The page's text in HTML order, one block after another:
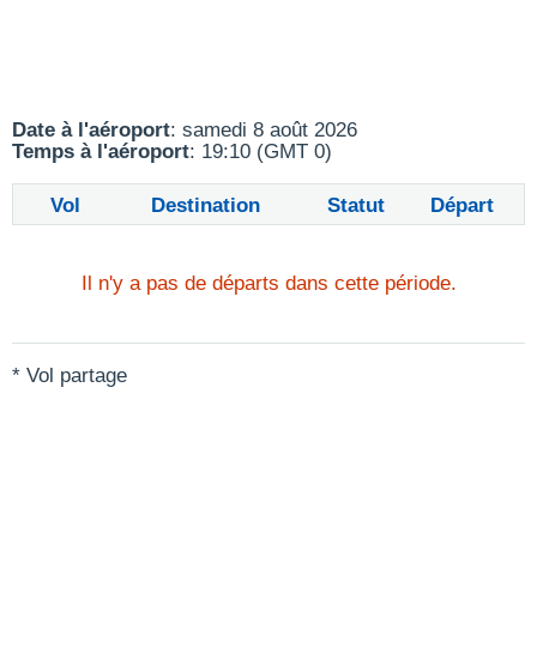
Date à l'aéroport: samedi 8 août 2026
Temps à l'aéroport: 19:10 (GMT 0)
Vol Destination Statut Départ
Il n'y a pas de départs dans cette période.
* Vol partage